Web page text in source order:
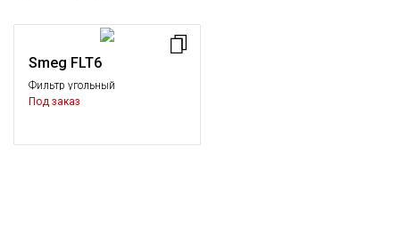
Smeg FLT6
Фильтр угольный
Под заказ